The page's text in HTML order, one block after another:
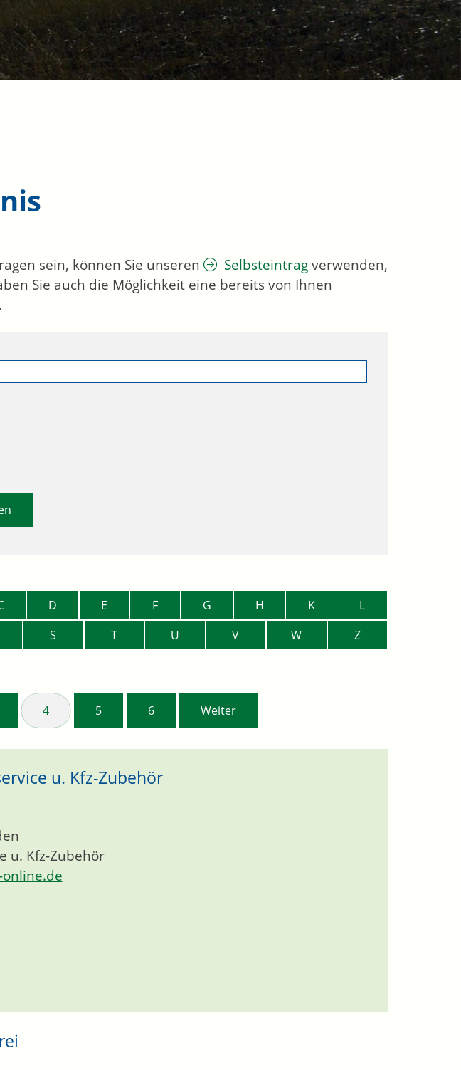
sein, können Sie unseren Selbsteintragverwenden,
Sie auch die Möglichkeit eine bereits von Ihnen
D E F G H K
L
S T U V W Z
4 5 6 Weiter
u. Kfz-Zubehör
u. Kfz-Zubehör
online.de